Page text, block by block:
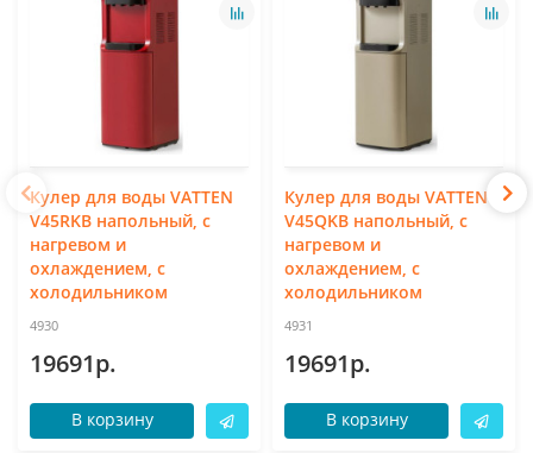
Кулер для воды VATTEN
V45RKB напольный, с
нагревом и
охлаждением, с
холодильником
4930
19691р.
В корзину
Кулер для воды VATTEN
V45QKB напольный, с
нагревом и
охлаждением, с
холодильником
4931
19691р.
В корзину